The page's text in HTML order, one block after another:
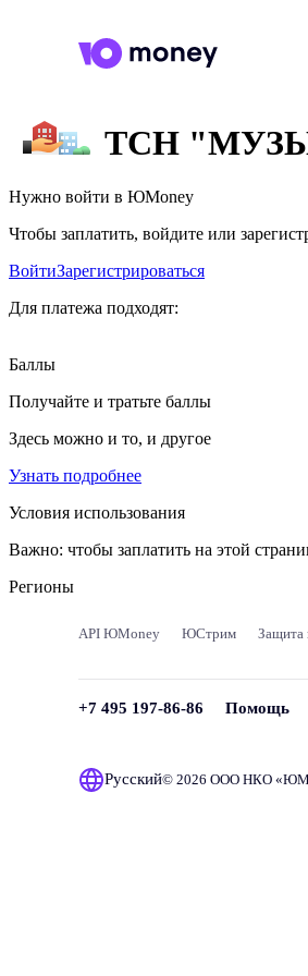
ТСН
Нужно войти в ЮMoney
Чтобы заплатить, войдите или
ВойтиЗарегистрироваться
Для платежа подходят:
Баллы
Получайте и тратьте баллы
Здесь можно и то, и другое
Узнать подробнее
Условия использования
Важно: чтобы заплатить на этой
Регионы
API ЮMoney ЮСтрим Защита
+7 495 197-86-86 Помощь
Русский© 2026 ООО НКО «